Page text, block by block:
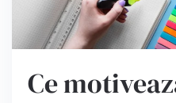
Ce